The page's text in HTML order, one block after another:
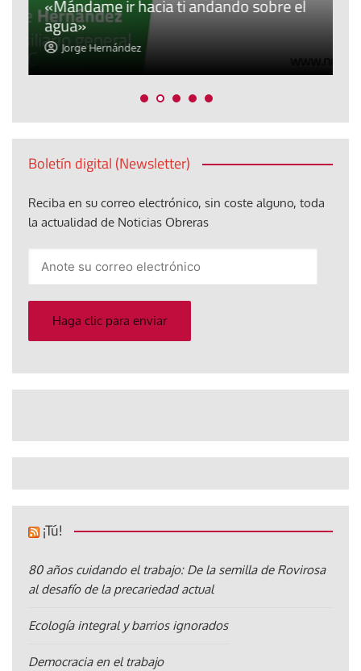
«Mándame ir hacia ti andando sobre el
agua»
Jorge Hernández
Boletín digital (Newsletter)
Reciba en su correo electrónico, sin coste alguno, toda
la actualidad de Noticias Obreras
electrónico
Haga clic para enviar
¡Tú!
80 años cuidando el trabajo: De la semilla de Rovirosa
al desafío de la precariedad actual
Ecología integral y barrios ignorados
Democracia en el trabajo